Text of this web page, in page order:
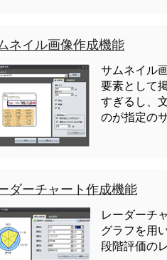
ネイル画像作成機能
サムネイル
要素として
すぎるし、
のが指定の
ダーチャート作成機能
レーダーチ
グラフを用
段階評価の